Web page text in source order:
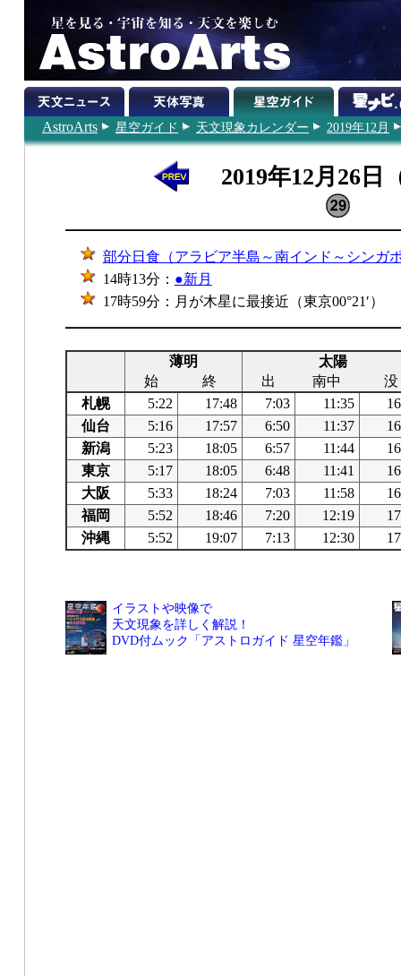
AstroArts 星空ガイド 天文現象カレンダー 2019年12月
2019年12月26日
部分日食（アラビア半島～南インド～シンガ
14時13分： ●新月
17時59分：月が木星に最接近（東京00°21′）
薄明
太陽
始
終 出 南中
没
札幌
5:22 17:48 7:03 11:35
仙台
5:16 17:57 6:50 11:37
新潟
5:23 18:05 6:57 11:44
東京
5:17 18:05 6:48 11:41
大阪
5:33 18:24 7:03 11:58
福岡
5:52 18:46 7:20 12:19
沖縄
5:52 19:07 7:13 12:30
イラストや映像で
天文現象を詳しく解説！
DVD付ムック「アストロガイド 星空年鑑」